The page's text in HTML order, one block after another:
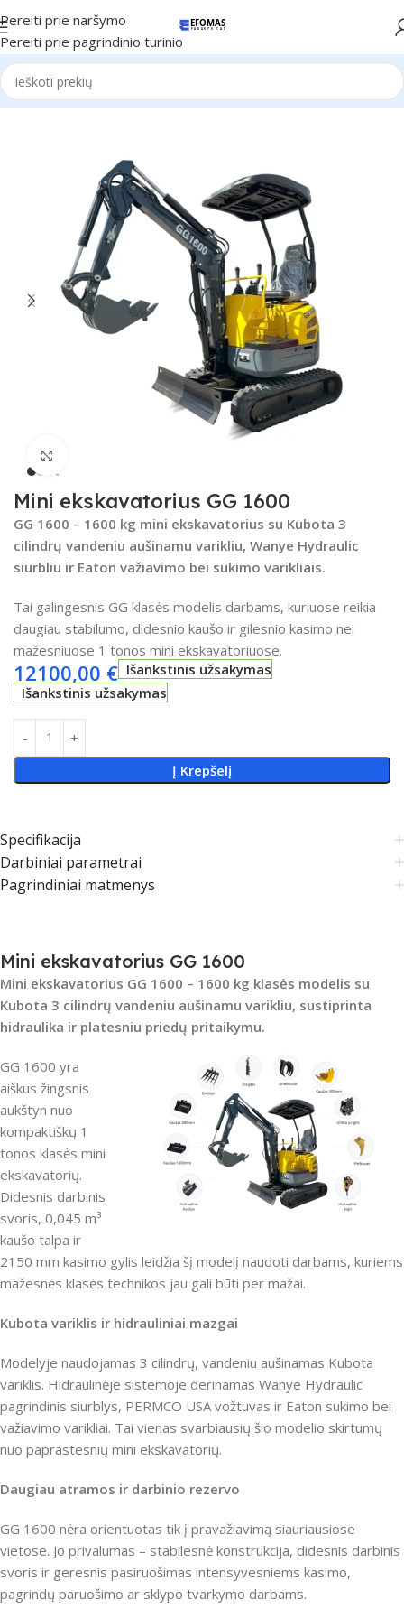
Pereiti prie naršymo
Pereiti prie pagrindinio turinio
Pradžia Günter Grossmann technika Ekskavatoriai
Mini ekskavatorius GG 1600
GG 1600 – 1600 kg mini ekskavatorius su Kubota 3
cilindrų vandeniu aušinamu varikliu, Wanye Hydraulic
siurbliu ir Eaton važiavimo bei sukimo varikliais.
Tai galingesnis GG klasės modelis darbams, kuriuose reikia
daugiau stabilumo, didesnio kaušo ir gilesnio kasimo nei
mažesniuose 1 tonos mini ekskavatoriuose.
12100,00 € Išankstinis užsakymas
Išankstinis užsakymas
Į Krepšelį
Specifikacija
Darbiniai parametrai
Pagrindiniai matmenys
Mini ekskavatorius GG 1600
Mini ekskavatorius GG 1600 – 1600 kg klasės modelis su
Kubota 3 cilindrų vandeniu aušinamu varikliu, sustiprinta
hidraulika ir platesniu priedų pritaikymu.
GG 1600 yra
aiškus žingsnis
aukštyn nuo
kompaktiškų 1
tonos klasės mini
ekskavatorių.
Didesnis darbinis
svoris, 0,045 m³
kaušo talpa ir
2150 mm kasimo gylis leidžia šį modelį naudoti darbams, kuriems
mažesnės klasės technikos jau gali būti per mažai.
Kubota variklis ir hidrauliniai mazgai
Modelyje naudojamas 3 cilindrų, vandeniu aušinamas Kubota
variklis. Hidraulinėje sistemoje derinamas Wanye Hydraulic
pagrindinis siurblys, PERMCO USA vožtuvas ir Eaton sukimo bei
važiavimo varikliai. Tai vienas svarbiausių šio modelio skirtumų
nuo paprastesnių mini ekskavatorių.
Daugiau atramos ir darbinio rezervo
GG 1600 nėra orientuotas tik į pravažiavimą siauriausiose
vietose. Jo privalumas – stabilesnė konstrukcija, didesnis darbinis
svoris ir geresnis pasiruošimas intensyvesniems kasimo,
pagrindų paruošimo ar sklypo tvarkymo darbams.